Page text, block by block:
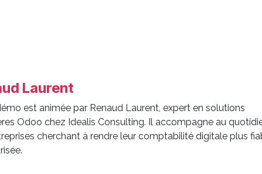
Laurent
est animée par Renaud Laurent, expert en solutions
Odoo chez Idealis Consulting. Il accompagne au
cherchant à rendre leur comptabilité digitale plus